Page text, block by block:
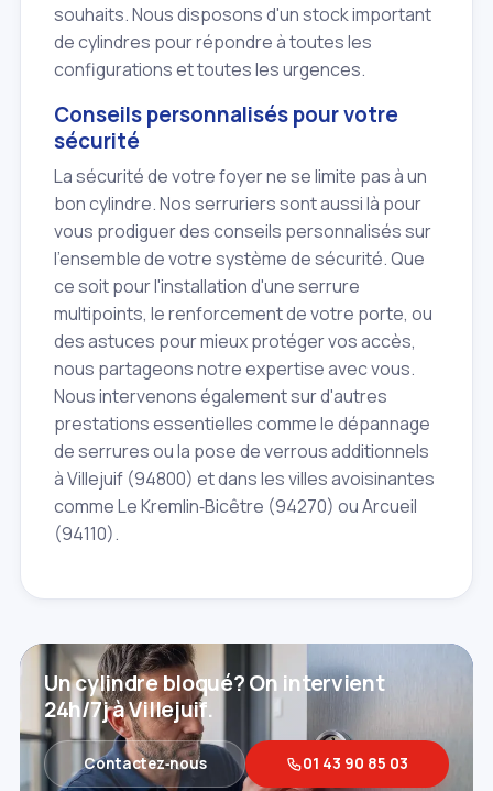
souhaits. Nous disposons d'un stock important
de cylindres pour répondre à toutes les
configurations et toutes les urgences.
Conseils personnalisés pour votre
sécurité
La sécurité de votre foyer ne se limite pas à un
bon cylindre. Nos serruriers sont aussi là pour
vous prodiguer des conseils personnalisés sur
l'ensemble de votre système de sécurité. Que
ce soit pour l'installation d'une serrure
multipoints, le renforcement de votre porte, ou
des astuces pour mieux protéger vos accès,
nous partageons notre expertise avec vous.
Nous intervenons également sur d'autres
prestations essentielles comme le dépannage
de serrures ou la pose de verrous additionnels
à Villejuif (94800) et dans les villes avoisinantes
comme Le Kremlin‑Bicêtre (94270) ou Arcueil
(94110).
Un cylindre bloqué? On intervient
24h/7j à Villejuif.
Contactez‑nous 01 43 90 85 03